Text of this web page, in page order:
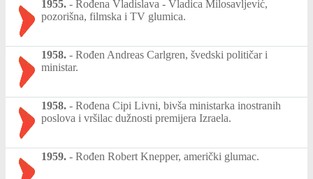
1955. - Rođena Vladislava - Vladica Milosavljević,
pozorišna, filmska i TV glumica.
1958. - Rođen Andreas Carlgren, švedski političar i
ministar.
1958. - Rođena Cipi Livni, bivša ministarka inostranih
poslova i vršilac dužnosti premijera Izraela.
1959. - Rođen Robert Knepper, američki glumac.